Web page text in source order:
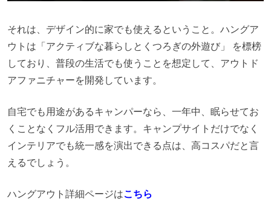
それは、デザイン的に家でも使えるということ。ハングア
ウトは「アクティブな暮らしとくつろぎの外遊び」 を標榜
しており、普段の生活でも使うことを想定して、アウトド
アファニチャーを開発しています。
自宅でも用途があるキャンパーなら、一年中、眠らせてお
くことなくフル活用できます。キャンプサイトだけでなく
インテリアでも統一感を演出できる点は、高コスパだと言
えるでしょう。
ハングアウト詳細ページはこちら